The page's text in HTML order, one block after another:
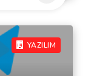
YAZILIM